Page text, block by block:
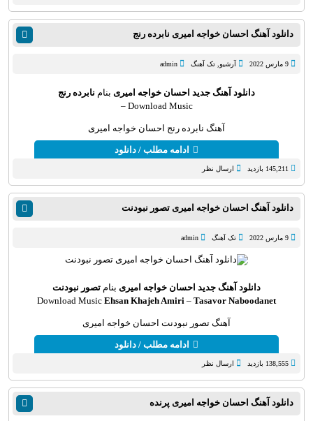
دانلود آهنگ احسان خواجه امیری نابرده رنج
9 مارس 2022 آرشیو, تک آهنگ admin
دانلود آهنگ جدید احسان خواجه امیری بنام نابرده رنج
Download Music –
آهنگ نابرده رنج احسان خواجه امیری
ادامه مطلب / دانلود
145,211 بازدید ارسال نظر
دانلود آهنگ احسان خواجه امیری تصور نبودنت
9 مارس 2022 تک آهنگ admin
دانلود آهنگ جدید احسان خواجه امیری بنام تصور نبودنت
Download Music Ehsan Khajeh Amiri – Tasavor Naboodanet
آهنگ تصور نبودنت احسان خواجه امیری
ادامه مطلب / دانلود
138,555 بازدید ارسال نظر
دانلود آهنگ احسان خواجه امیری پرنده